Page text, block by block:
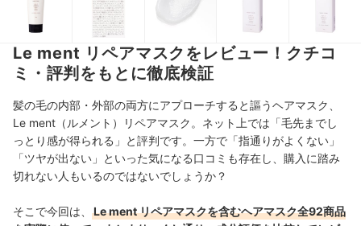
Le ment リペアマスクをレビュー！クチコ
ミ・評判をもとに徹底検証
髪の毛の内部・外部の両方にアプローチすると謳うヘアマスク、
Le ment（ルメント）リペアマスク。ネット上では「毛先までし
っとり感が得られる」と評判です。一方で「指通りがよくない」
「ツヤが出ない」といった気になる口コミも存在し、購入に踏み
切れない人もいるのではないでしょうか？
そこで今回は、
Le ment リペアマスクを含むヘアマスク全92商品